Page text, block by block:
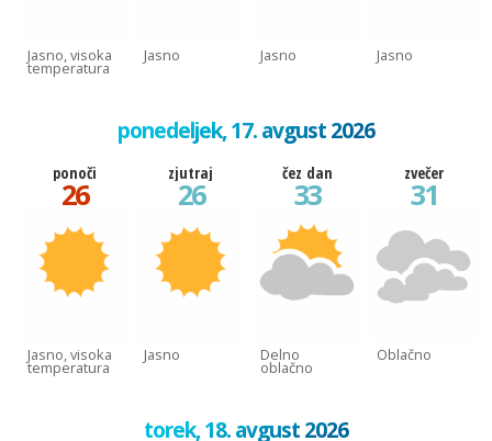
Jasno, visoka
temperatura
Jasno Jasno Jasno
ponedeljek, 17. avgust 2026
ponoči
26
Jasno, visoka
temperatura
zjutraj
26
Jasno
čez dan
33
Delno
oblačno
zvečer
31
Oblačno
torek, 18. avgust 2026